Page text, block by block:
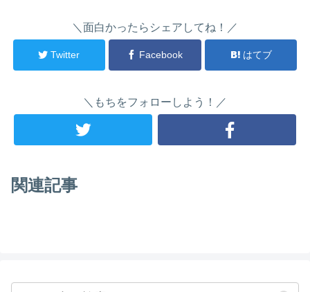
＼面白かったらシェアしてね！／
Twitter Facebook はてブ
＼もちをフォローしよう！／
関連記事